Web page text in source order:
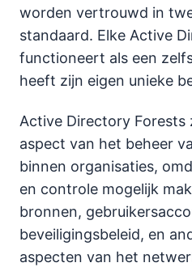
worden vertrouwd in
standaard. Elke Active
functioneert als een
heeft zijn eigen unieke
Active Directory Forests
aspect van het beheer
binnen organisaties,
en controle mogelijk
bronnen,
beveiligingsbeleid, en
aspecten van het